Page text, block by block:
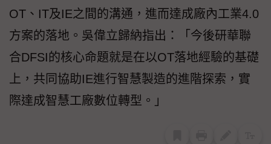
OT、IT及IE之間的溝通，進而達成廠內工業4.0
方案的落地。吳偉立歸納指出：「今後研華聯
合DFSI的核心命題就是在以OT落地經驗的基礎
上，共同協助IE進行智慧製造的進階探索，實
際達成智慧工廠數位轉型。」